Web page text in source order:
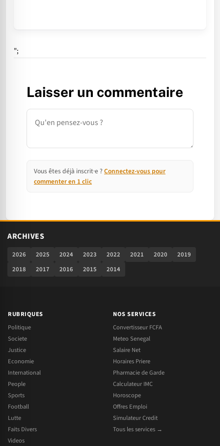
";
Laisser un commentaire
Commentaire
Vous êtes déjà inscrit·e ? Connectez-vous pour
commenter en 1 clic
ARCHIVES
2026 2025 2024 2023 2022 2021 2020
2019
2018
2017 2016 2015 2014
RUBRIQUES
Politique
Societe
Justice
Economie
International
People
Sports
Football
Lutte
Faits Divers
Videos
NOS SERVICES
Convertisseur FCFA
Meteo Senegal
Salaire Net
Horaires Priere
Pharmacie de Garde
Calculateur IMC
Horoscope
Offres Emploi
Simulateur Credit
Tous les services →